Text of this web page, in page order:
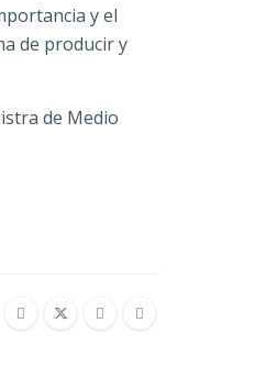
y el
de producir y
de Medio